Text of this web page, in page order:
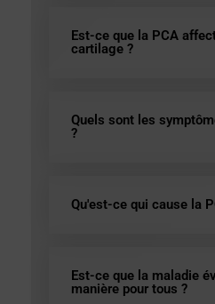
Est-ce que la PCA
cartilage ?
Quels sont les
?
Qu'est-ce qui cause la
Est-ce que la maladie
manière pour tous ?